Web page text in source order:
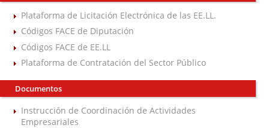
Plataforma de Licitación Electrónica de las EE.LL.
Códigos FACE de Diputación
Códigos FACE de EE.LL
Plataforma de Contratación del Sector Público
Documentos
Instrucción de Coordinación de Actividades
Empresariales